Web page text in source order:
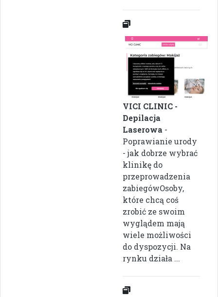
VICI CLINIC -
Depilacja
Laserowa -
Poprawianie urody
- jak dobrze wybrać
klinikę do
przeprowadzenia
zabiegówOsoby,
które chcą coś
zrobić ze swoim
wyglądem mają
wiele możliwości
do dyspozycji. Na
rynku działa ...